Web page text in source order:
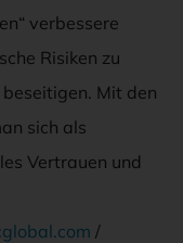
verbessere
Risiken zu
Mit den
sich als
Vertrauen und
/